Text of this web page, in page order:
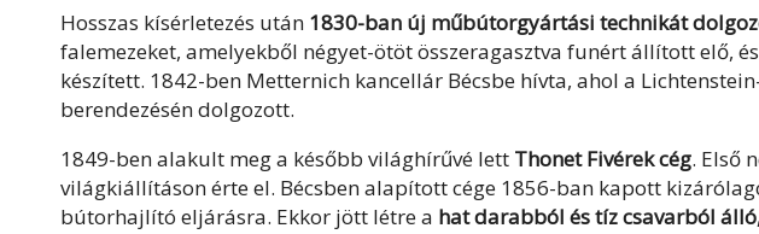
Hosszas kísérletezés után 1830-ban új műbútorgyártási technikát
falemezeket, amelyekből négyet-ötöt összeragasztva funért állított elő,
készített. 1842-ben Metternich kancellár Bécsbe hívta, ahol a
berendezésén dolgozott.
1849-ben alakult meg a később világhírűvé lett Thonet Fivérek cég. Első
világkiállításon érte el. Bécsben alapított cége 1856-ban kapott
bútorhajlító eljárásra. Ekkor jött létre a hat darabból és tíz csavarból